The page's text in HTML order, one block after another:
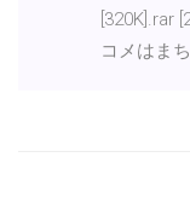
[320K].rar
コメはま